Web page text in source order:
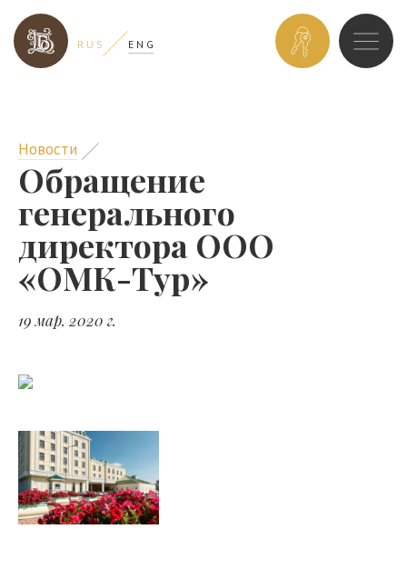
R U S E N G
НОМЕР
Новости
Обращение
генерального
директора ООО
«ОМК-Тур»
19 мар. 2020 г.